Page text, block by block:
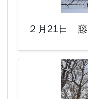
２月21日